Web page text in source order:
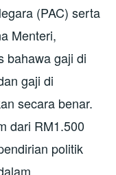
(PAC) serta
Menteri,
bahawa gaji di
gaji di
secara benar.
dari RM1.500
politik